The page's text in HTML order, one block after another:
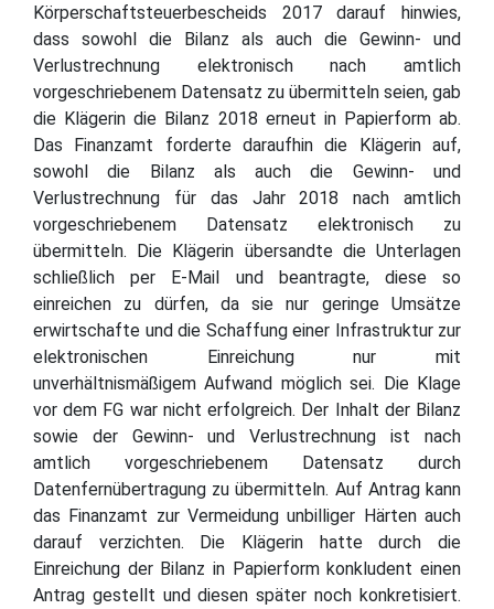
Körperschaftsteuerbescheids 2017 darauf hinwies,
dass sowohl die Bilanz als auch die Gewinn- und
Verlustrechnung elektronisch nach amtlich
vorgeschriebenem Datensatz zu übermitteln seien, gab
die Klägerin die Bilanz 2018 erneut in Papierform ab.
Das Finanzamt forderte daraufhin die Klägerin auf,
sowohl die Bilanz als auch die Gewinn- und
Verlustrechnung für das Jahr 2018 nach amtlich
vorgeschriebenem Datensatz elektronisch zu
übermitteln. Die Klägerin übersandte die Unterlagen
schließlich per E-Mail und beantragte, diese so
einreichen zu dürfen, da sie nur geringe Umsätze
erwirtschafte und die Schaffung einer Infrastruktur zur
elektronischen Einreichung nur mit
unverhältnismäßigem Aufwand möglich sei. Die Klage
vor dem FG war nicht erfolgreich. Der Inhalt der Bilanz
sowie der Gewinn- und Verlustrechnung ist nach
amtlich vorgeschriebenem Datensatz durch
Datenfernübertragung zu übermitteln. Auf Antrag kann
das Finanzamt zur Vermeidung unbilliger Härten auch
darauf verzichten. Die Klägerin hatte durch die
Einreichung der Bilanz in Papierform konkludent einen
Antrag gestellt und diesen später noch konkretisiert.